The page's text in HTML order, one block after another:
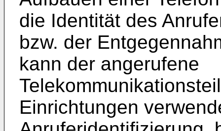
die Identität des
bzw. der
kann der angerufene
Einrichtungen